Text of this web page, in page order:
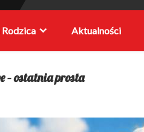
Rodzica Aktualności
– ostatnia prosta